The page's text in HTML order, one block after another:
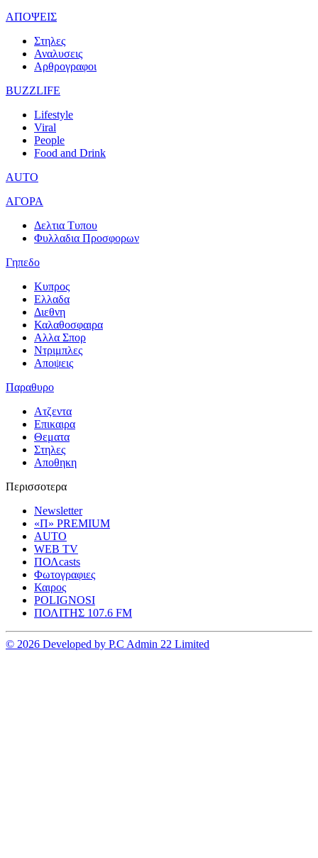
ΑΠΟΨΕΙΣ
Στηλες
Αναλυσεις
Αρθρογραφοι
BUZZLIFE
Lifestyle
Viral
People
Food and Drink
AUTO
ΑΓΟΡΑ
Δελτια Τυπου
Φυλλαδια Προσφορων
Γηπεδο
Κυπρος
Ελλαδα
Διεθνη
Καλαθοσφαιρα
Αλλα Σπορ
Ντριμπλες
Αποψεις
Παραθυρο
Ατζεντα
Επικαιρα
Θεματα
Στηλες
Αποθηκη
Περισσοτερα
Newsletter
«Π» PREMIUM
AUTO
WEB TV
ΠΟΛcasts
Φωτογραφιες
Καιρος
POLIGNOSI
ΠΟΛΙΤΗΣ 107.6 FM
© 2026 Developed by P.C Admin 22 Limited